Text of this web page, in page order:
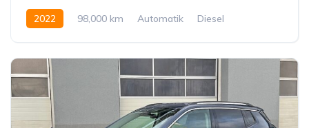
2022 98,000 km Automatik
Diesel